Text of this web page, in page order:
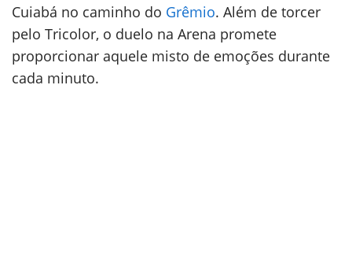
Cuiabá no caminho do Grêmio. Além de torcer
pelo Tricolor, o duelo na Arena promete
proporcionar aquele misto de emoções durante
cada minuto.